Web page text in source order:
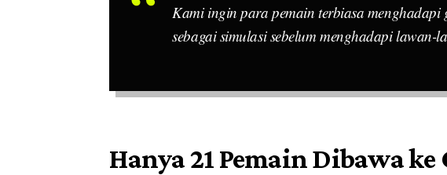
Kami ingin para pemain terbiasa menghadapi
sebagai simulasi sebelum menghadapi
Hanya 21 Pemain Dibawa ke